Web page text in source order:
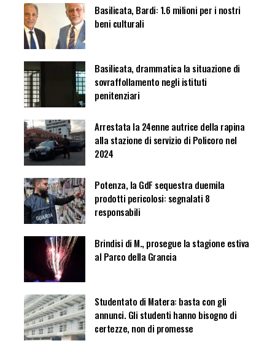
Basilicata, Bardi: 1.6 milioni per i nostri
beni culturali
Basilicata, drammatica la situazione di
sovraffollamento negli istituti
penitenziari
Arrestata la 24enne autrice della rapina
alla stazione di servizio di Policoro nel
2024
Potenza, la GdF sequestra duemila
prodotti pericolosi: segnalati 8
responsabili
Brindisi di M., prosegue la stagione estiva
al Parco della Grancia
Studentato di Matera: basta con gli
annunci. Gli studenti hanno bisogno di
certezze, non di promesse